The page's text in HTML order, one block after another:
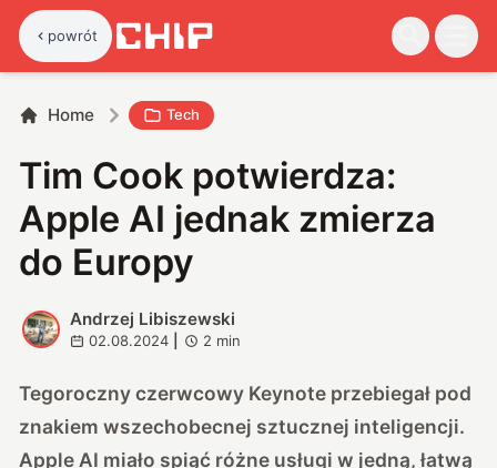
powrót
Home Tech
Tim Cook potwierdza:
Apple AI jednak zmierza
do Europy
A
Andrzej Libiszewski
02.08.2024 2 min
Tegoroczny czerwcowy Keynote przebiegał pod
znakiem wszechobecnej sztucznej inteligencji.
Apple AI miało spiąć różne usługi w jedną, łatwą